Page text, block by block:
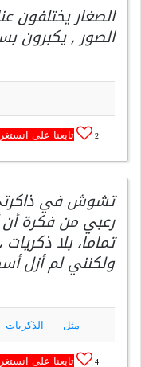
الصغار يختلفون
الصور , يكبرون
2 تابعنا على
تشوش في
رعبي من فكرة أن
تماما، بلا
ولكنني لم أزل
مثل الذكريات
4 تابعنا على